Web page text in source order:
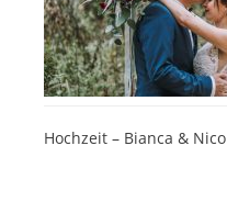
Hochzeit – Bianca & Nico